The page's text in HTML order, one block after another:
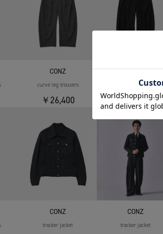
CONZ
curve leg trousers
￥26,400
CONZ
curve leg trousers
￥26,400
CONZ
tracker jacket
CONZ
tracker jacket